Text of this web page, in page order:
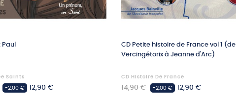
Paul
Saints
-2,00 € Prix
12,90 €
CD Petite histoire de France vol 1 (de
Vercingétorix à Jeanne d'Arc)
CD Histoire De France
Prix
14,90 € -2,00 € Prix
12,90 €